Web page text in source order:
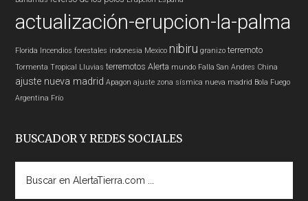
actualización-erupcion-la-palma
Florida Incendios forestales indonesia Mexico nibiru granizo terremoto
Tormenta Tropical Lluvias terremotos Alerta mundo Falla San Andres China
ajuste nueva madrid Apagon ajuste zona sísmica nueva madrid Bola Fuego
Argentina Frío
BUSCADOR Y REDES SOCIALES